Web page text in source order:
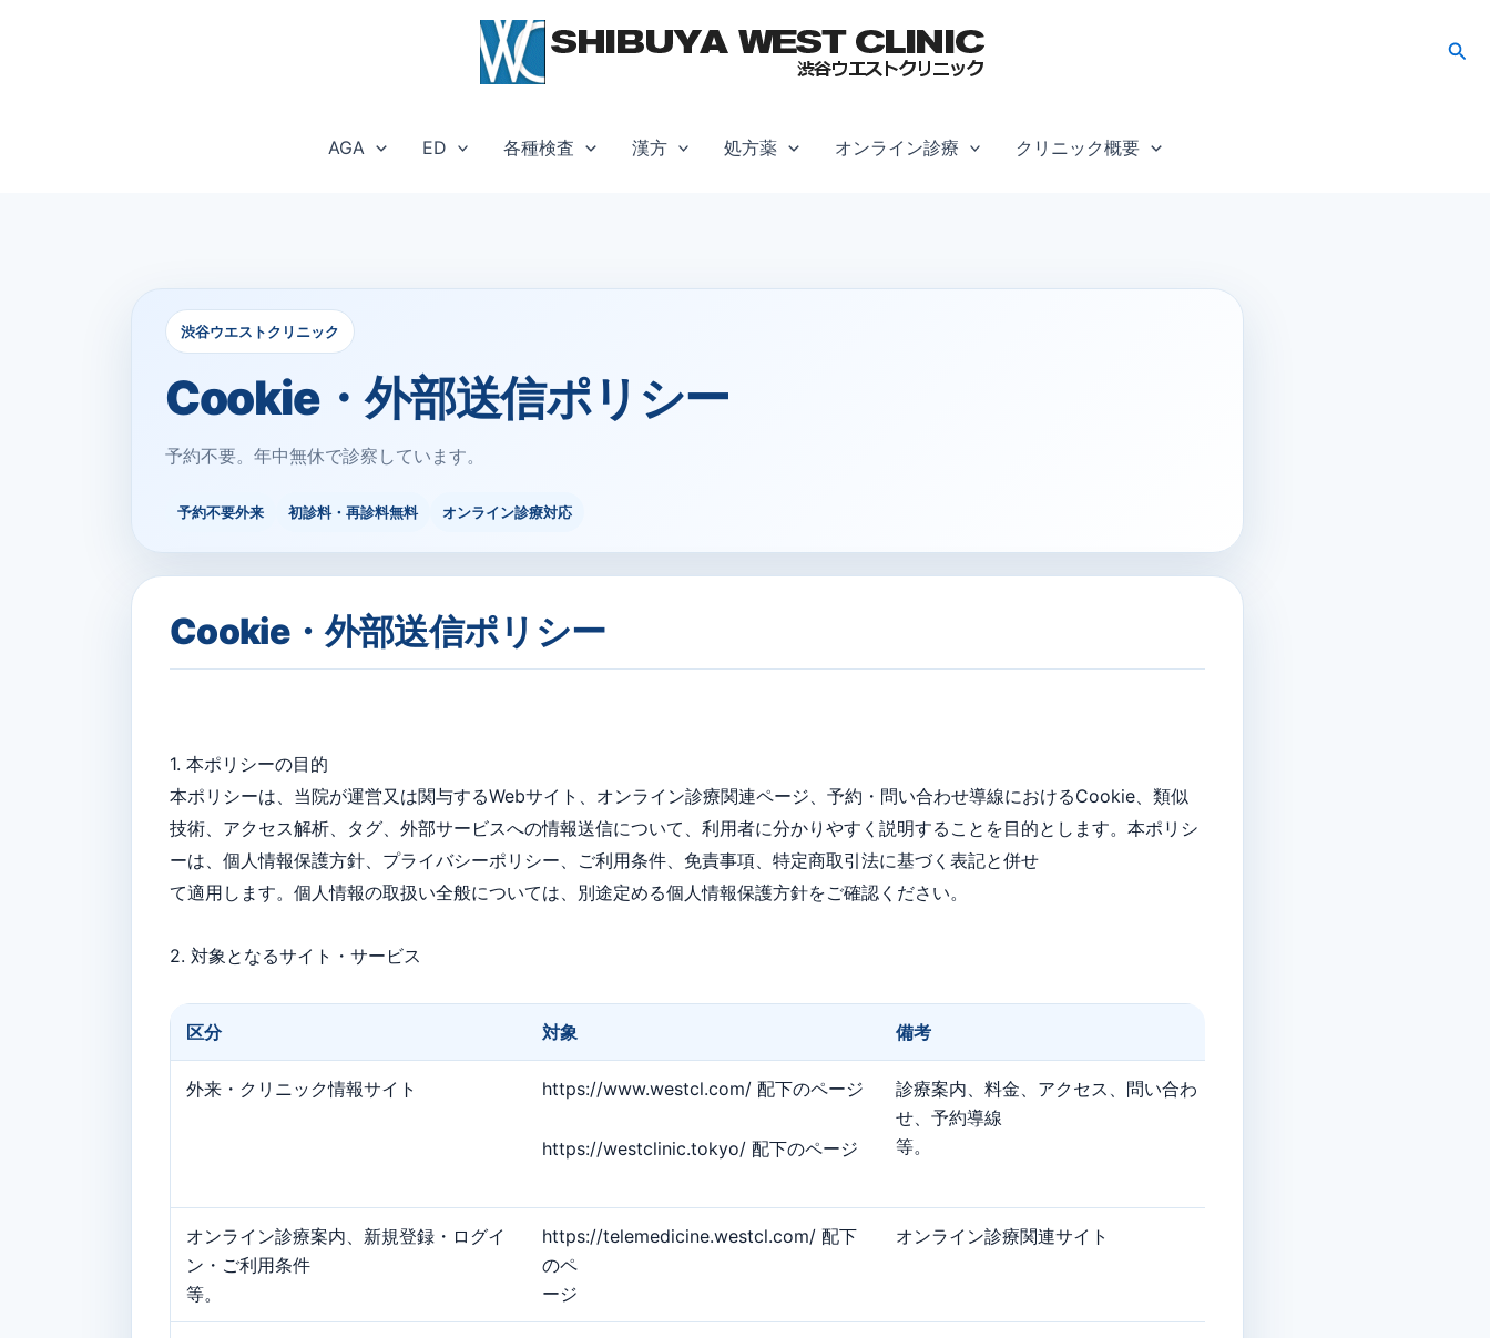
検
AGA ED 各種検査 漢方 処方薬 オンライン診療 クリニック概要
渋谷ウエストクリニック
Cookie・外部送信ポリシー
予約不要。年中無休で診察しています。
予約不要外来 初診料・再診料無料 オンライン診療対応
Cookie・外部送信ポリシー
1. 本ポリシーの目的
本ポリシーは、当院が運営又は関与するWebサイト、オンライン診療関連ページ、予約・問い合わせ導線におけるCookie、類似
技術、アクセス解析、タグ、外部サービスへの情報送信について、利用者に分かりやすく説明することを目的とします。本ポリシ
ーは、個⼈情報保護⽅針、プライバシーポリシー、ご利用条件、免責事項、特定商取引法に基づく表記と併せ
て適用します。個⼈情報の取扱い全般については、別途定める個⼈情報保護⽅針をご確認ください。
2. 対象となるサイト・サービス
区分 対象 備考
外来・クリニック情報サイト https://www.westcl.com/ 配下のページ
https://westclinic.tokyo/ 配下のページ
診療案内、料⾦、アクセス、問い合わ
せ、予約導線
等。
オンライン診療案内、新規登録・ログイ
ン・ご利用条件
等。
https://telemedicine.westcl.com/ 配下
のペ
ージ
オンライン診療関連サイト